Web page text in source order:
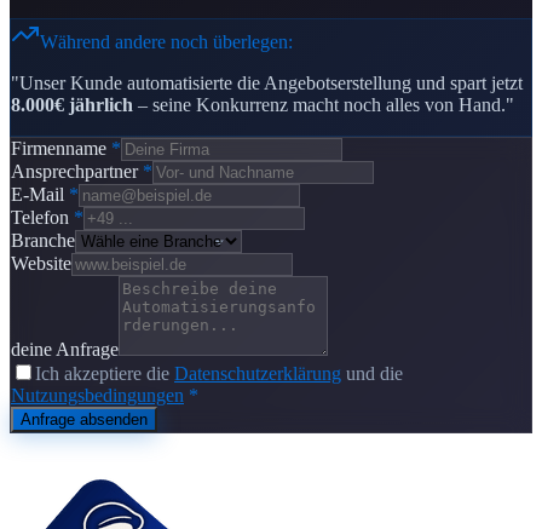
Während andere noch überlegen:
"Unser Kunde automatisierte die Angebotserstellung und spart jetzt
8.000€ jährlich – seine Konkurrenz macht noch alles von Hand."
Firmenname *
Ansprechpartner *
E-Mail *
Telefon *
Branche
Website
deine Anfrage
Ich akzeptiere die Datenschutzerklärung und die
Nutzungsbedingungen *
Anfrage absenden